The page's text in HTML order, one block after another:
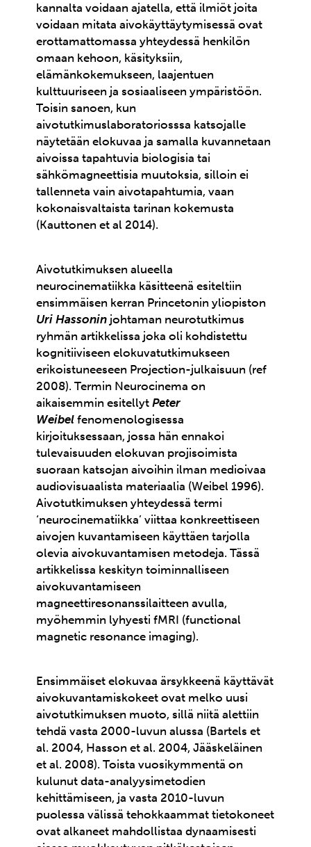
kannalta voidaan ajatella, että ilmiöt joita
voidaan mitata aivokäyttäytymisessä ovat
erottamattomassa yhteydessä henkilön
omaan kehoon, käsityksiin,
elämänkokemukseen, laajentuen
kulttuuriseen ja sosiaaliseen ympäristöön.
Toisin sanoen, kun
aivotutkimuslaboratoriosssa katsojalle
näytetään elokuvaa ja samalla kuvannetaan
aivoissa tapahtuvia biologisia tai
sähkömagneettisia muutoksia, silloin ei
tallenneta vain aivotapahtumia, vaan
kokonaisvaltaista tarinan kokemusta
(Kauttonen et al 2014).
Aivotutkimuksen alueella
neurocinematiikka käsitteenä esiteltiin
ensimmäisen kerran Princetonin yliopiston
Uri Hassonin johtaman neurotutkimus
ryhmän artikkelissa joka oli kohdistettu
kognitiiviseen elokuvatutkimukseen
erikoistuneeseen Projection-julkaisuun (ref
2008). Termin Neurocinema on
aikaisemmin esitellytPeter
Weibel fenomenologisessa
kirjoituksessaan, jossa hän ennakoi
tulevaisuuden elokuvan projisoimista
suoraan katsojan aivoihin ilman medioivaa
audiovisuaalista materiaalia (Weibel 1996).
Aivotutkimuksen yhteydessä termi
‘neurocinematiikka’ viittaa konkreettiseen
aivojen kuvantamiseen käyttäen tarjolla
olevia aivokuvantamisen metodeja. Tässä
artikkelissa keskityn toiminnalliseen
aivokuvantamiseen
magneettiresonanssilaitteen avulla,
myöhemmin lyhyesti fMRI (functional
magnetic resonance imaging).
Ensimmäiset elokuvaa ärsykkeenä käyttävät
aivokuvantamiskokeet ovat melko uusi
aivotutkimuksen muoto, sillä niitä alettiin
tehdä vasta 2000-luvun alussa (Bartels et
al. 2004, Hasson et al. 2004, Jääskeläinen
et al. 2008). Toista vuosikymmentä on
kulunut data-analyysimetodien
kehittämiseen, ja vasta 2010-luvun
puolessa välissä tehokkaammat tietokoneet
ovat alkaneet mahdollistaa dynaamisesti